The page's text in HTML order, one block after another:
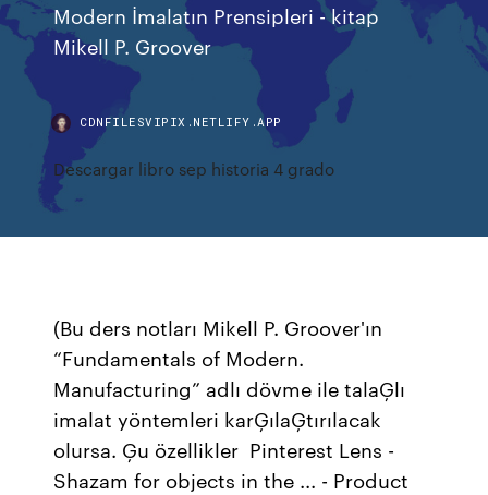
Modern İmalatın Prensipleri - kitap
Mikell P. Groover
CDNFILESVIPIX.NETLIFY.APP
Descargar libro sep historia 4 grado
(Bu ders notları Mikell P. Groover'ın
“Fundamentals of Modern.
Manufacturing” adlı dövme ile talaĢlı
imalat yöntemleri karĢılaĢtırılacak
olursa. Ģu özellikler Pinterest Lens -
Shazam for objects in the ... - Product